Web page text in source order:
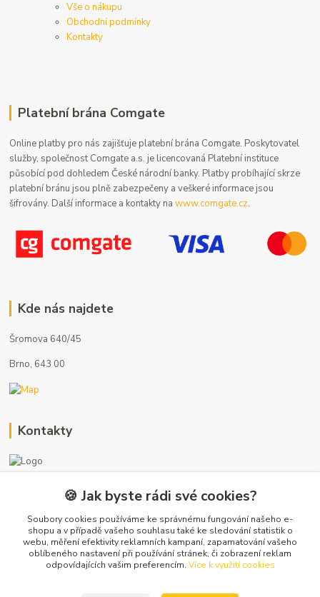
Vše o nákupu
Obchodní podmínky
Kontakty
Platební brána Comgate
Online platby pro nás zajišťuje platební brána Comgate. Poskytovatel
služby, společnost Comgate a.s. je licencovaná Platební instituce
působící pod dohledem České národní banky. Platby probíhající skrze
platební bránu jsou plně zabezpečeny a veškeré informace jsou
šifrovány. Další informace a kontakty nawww.comgate.cz.
Kde nás najdete
Šromova 640/45
Brno, 643 00
Kontakty
+420 722 121 761
info@koupelny-eshop.com
🍪 Jak byste rádi své cookies?
Soubory cookies používáme ke správnému fungování našeho e-
shopu a v případě vašeho souhlasu také ke sledování statistik o
webu, měření efektivity reklamních kampaní, zapamatování vašeho
oblíbeného nastavení při používání stránek, či zobrazení reklam
odpovídajících vašim preferencím. Více k využití cookies